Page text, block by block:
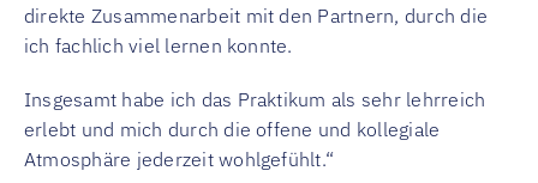
direkte Zusammenarbeit mit den Partnern, durch die
ich fachlich viel lernen konnte.
Insgesamt habe ich das Praktikum als sehr lehrreich
erlebt und mich durch die offene und kollegiale
Atmosphäre jederzeit wohlgefühlt.“